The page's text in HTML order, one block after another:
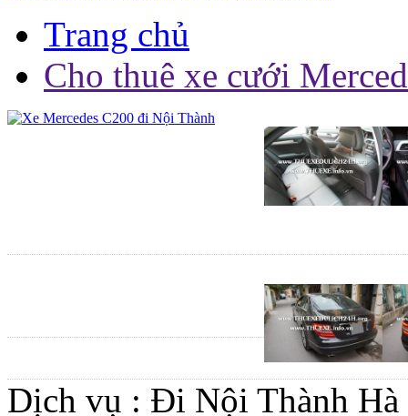
Trang chủ
Cho thuê xe cưới
Dịch vụ : Đi Nội Thành